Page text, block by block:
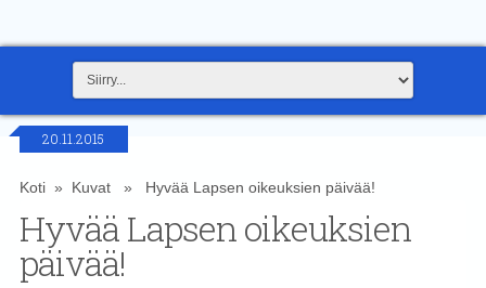
20.11.2015
Koti» Kuvat» Hyvää Lapsen oikeuksien päivää!
Hyvää Lapsen oikeuksien
päivää!